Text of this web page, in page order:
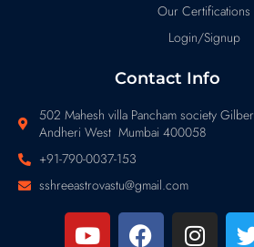
Our Certifications
Login/Signup
Contact Info
502 Mahesh villa Pancham society
Andheri West Mumbai 400058
+91-790-0037-153
sshreeastrovastu@gmail.com